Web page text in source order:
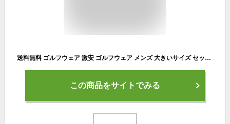
送料無料 ゴルフウェア 激安 ゴルフウェア メンズ 大きいサイズ セットアップ ストレッチ ポンチ素材 スウェット ジャージ スタンド ブルゾン サイドライン ジョガーパンツ 上下セット ジャージパンツ スポーツ スウェットパンツ スポーツウェア ゴルフ ワークマン プラス
この商品をサイトでみる